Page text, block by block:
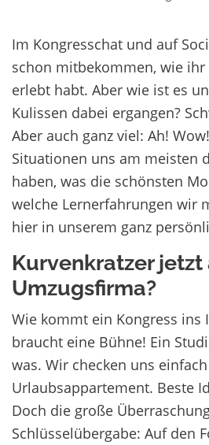
Im Kongresschat und auf
schon mitbekommen, wie
erlebt habt. Aber wie ist es
Kulissen dabei ergangen?
Aber auch ganz viel: Ah!
Situationen uns am meisten
haben, was die schönsten
welche Lernerfahrungen wir
hier in unserem ganz
Kurvenkratzer jetzt
Umzugsfirma?
Wie kommt ein Kongress ins
braucht eine Bühne! Ein
was. Wir checken uns
Urlaubsappartement. Beste
Doch die große
Schlüsselübergabe: Auf den